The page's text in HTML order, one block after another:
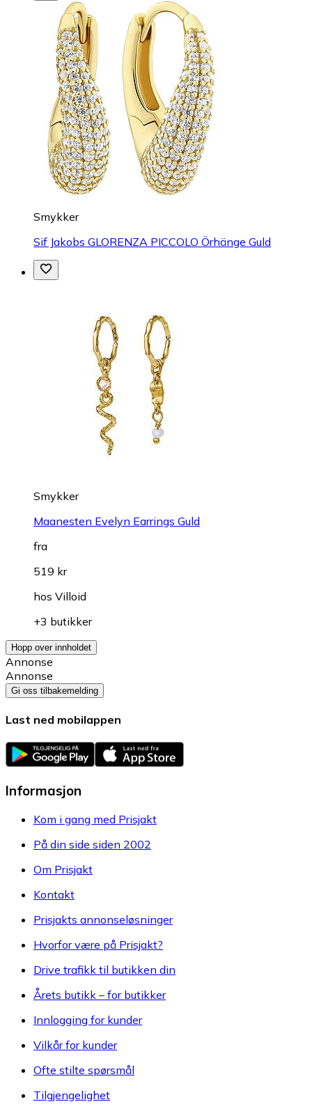
Smykker
Sif Jakobs GLORENZA PICCOLO Örhänge Guld
Smykker
Maanesten Evelyn Earrings Guld
fra
519 kr
hos Villoid
+3 butikker
Hopp over innholdet
Annonse
Annonse
Gi oss tilbakemelding
Last ned mobilappen
Informasjon
Kom i gang med Prisjakt
På din side siden 2002
Om Prisjakt
Kontakt
Prisjakts annonseløsninger
Hvorfor være på Prisjakt?
Drive trafikk til butikken din
Årets butikk – for butikker
Innlogging for kunder
Vilkår for kunder
Ofte stilte spørsmål
Tilgjengelighet